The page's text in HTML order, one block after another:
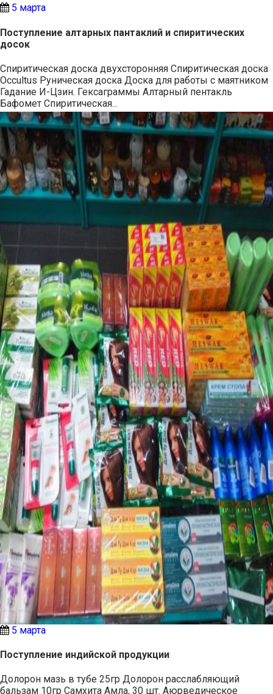
5 марта
Поступление алтарных пантаклий и спиритических
досок
Спиритическая доска двухсторонняя Спиритическая доска
Occultus Руническая доска Доска для работы с маятником
Гадание И-Цзин. Гексаграммы Алтарный пентакль
Бафомет Спиритическая...
5 марта
Поступление индийской продукции
Долорон мазь в тубе 25гр Долорон расслабляющий
бальзам 10гр Самхита Амла, 30 шт. Аюрведическое